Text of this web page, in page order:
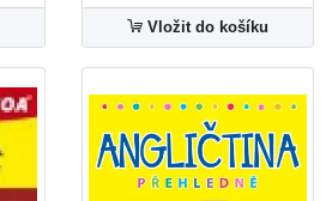
Vložit do košíku